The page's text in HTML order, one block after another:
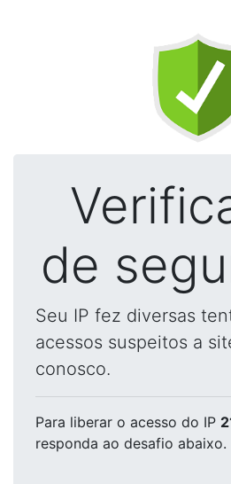
de
Seu IP fez diversas
acessos suspeitos a
conosco.
Para liberar o acesso do IP
responda ao desafio abaixo.